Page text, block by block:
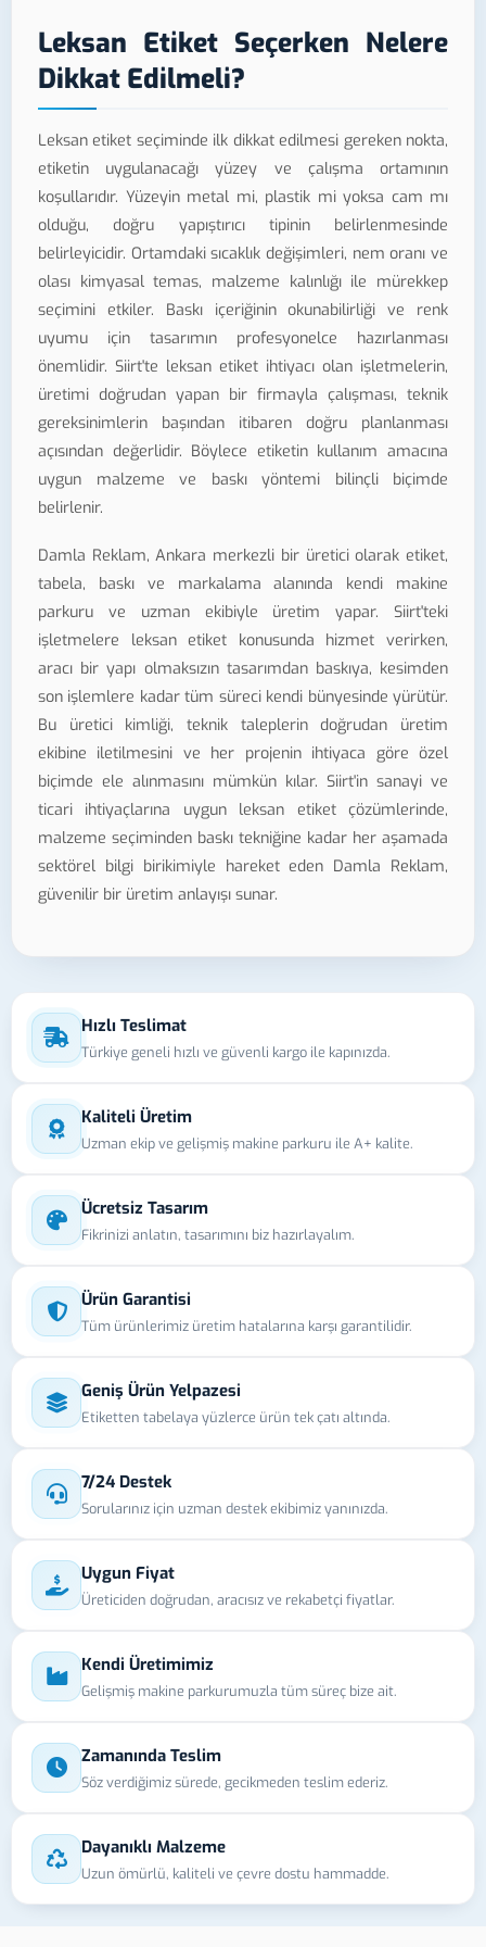
Leksan Etiket Seçerken Nelere
Dikkat Edilmeli?
Leksan etiket seçiminde ilk dikkat edilmesi gereken nokta,
etiketin uygulanacağı yüzey ve çalışma ortamının
koşullarıdır. Yüzeyin metal mi, plastik mi yoksa cam mı
olduğu, doğru yapıştırıcı tipinin belirlenmesinde
belirleyicidir. Ortamdaki sıcaklık değişimleri, nem oranı ve
olası kimyasal temas, malzeme kalınlığı ile mürekkep
seçimini etkiler. Baskı içeriğinin okunabilirliği ve renk
uyumu için tasarımın profesyonelce hazırlanması
önemlidir. Siirt'te leksan etiket ihtiyacı olan işletmelerin,
üretimi doğrudan yapan bir firmayla çalışması, teknik
gereksinimlerin başından itibaren doğru planlanması
açısından değerlidir. Böylece etiketin kullanım amacına
uygun malzeme ve baskı yöntemi bilinçli biçimde
belirlenir.
Damla Reklam, Ankara merkezli bir üretici olarak etiket,
tabela, baskı ve markalama alanında kendi makine
parkuru ve uzman ekibiyle üretim yapar. Siirt'teki
işletmelere leksan etiket konusunda hizmet verirken,
aracı bir yapı olmaksızın tasarımdan baskıya, kesimden
son işlemlere kadar tüm süreci kendi bünyesinde yürütür.
Bu üretici kimliği, teknik taleplerin doğrudan üretim
ekibine iletilmesini ve her projenin ihtiyaca göre özel
biçimde ele alınmasını mümkün kılar. Siirt'in sanayi ve
ticari ihtiyaçlarına uygun leksan etiket çözümlerinde,
malzeme seçiminden baskı tekniğine kadar her aşamada
sektörel bilgi birikimiyle hareket eden Damla Reklam,
güvenilir bir üretim anlayışı sunar.
Hızlı Teslimat
Türkiye geneli hızlı ve güvenli kargo ile kapınızda.
Kaliteli Üretim
Uzman ekip ve gelişmiş makine parkuru ile A+ kalite.
Ücretsiz Tasarım
Fikrinizi anlatın, tasarımını biz hazırlayalım.
Ürün Garantisi
Tüm ürünlerimiz üretim hatalarına karşı garantilidir.
Geniş Ürün Yelpazesi
Etiketten tabelaya yüzlerce ürün tek çatı altında.
7/24 Destek
Sorularınız için uzman destek ekibimiz yanınızda.
Uygun Fiyat
Üreticiden doğrudan, aracısız ve rekabetçi fiyatlar.
Kendi Üretimimiz
Gelişmiş makine parkurumuzla tüm süreç bize ait.
Zamanında Teslim
Söz verdiğimiz sürede, gecikmeden teslim ederiz.
Dayanıklı Malzeme
Uzun ömürlü, kaliteli ve çevre dostu hammadde.